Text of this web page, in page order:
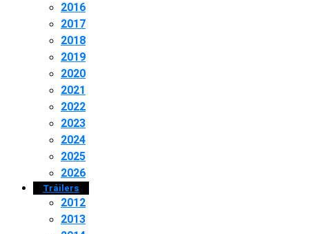
2016
2017
2018
2019
2020
2021
2022
2023
2024
2025
2026
Tráilers
2012
2013